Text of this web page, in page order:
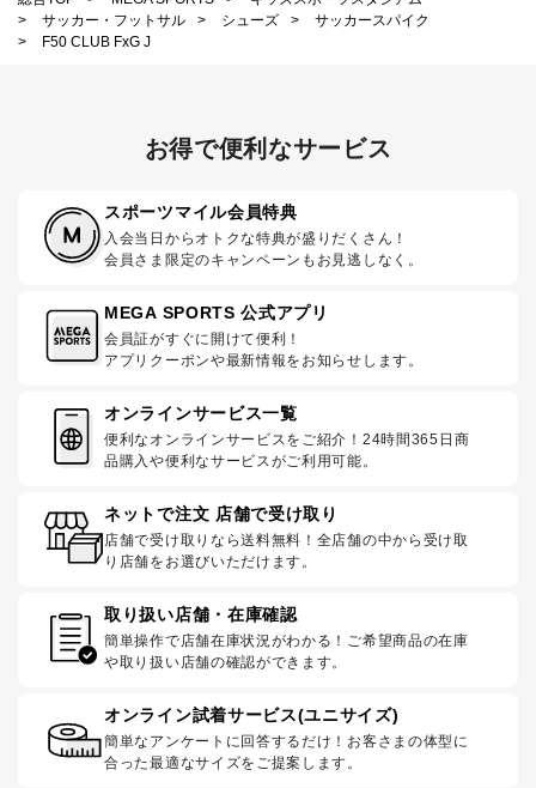
>
サッカー・フットサル > シューズ >
サッカースパイク
>
F50 CLUB FxG J
お得で便利なサービス
スポーツマイル会員特典
入会当日からオトクな特典が盛りだくさん！
会員さま限定のキャンペーンもお見逃しなく。
MEGA SPORTS 公式アプリ
会員証がすぐに開けて便利！
アプリクーポンや最新情報をお知らせします。
オンラインサービス一覧
便利なオンラインサービスをご紹介！24時間365日商
品購入や便利なサービスがご利用可能。
ネットで注文 店舗で受け取り
店舗で受け取りなら送料無料！全店舗の中から受け取
り店舗をお選びいただけます。
取り扱い店舗・在庫確認
簡単操作で店舗在庫状況がわかる！ご希望商品の在庫
や取り扱い店舗の確認ができます。
オンライン試着サービス(ユニサイズ)
簡単なアンケートに回答するだけ！お客さまの体型に
合った最適なサイズをご提案します。